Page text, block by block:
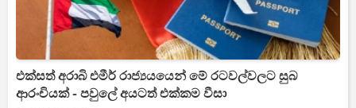
එක්සත් අරාබි එමීර් රාජ්‍යයයෙන් මේ රටවල්වලට සුබ
ආරංචියක් - පවුලේ අයටත් එක්කම වීසා